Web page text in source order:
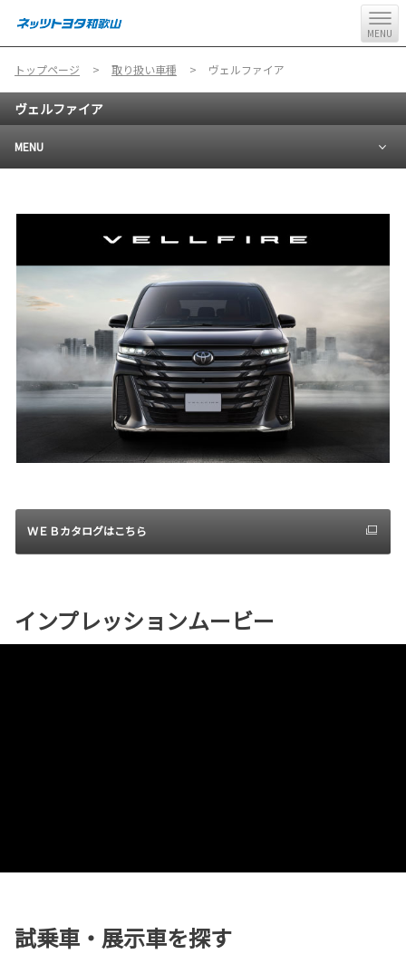
MENU
トップページ 取り扱い車種 ヴェルファイア
ヴェルファイア
MENU
ＷＥＢカタログはこちら
インプレッションムービー
試乗車・展示車を探す